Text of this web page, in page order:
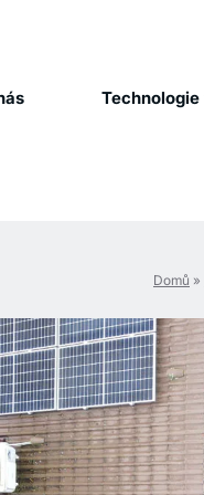
Technologie
Domů »